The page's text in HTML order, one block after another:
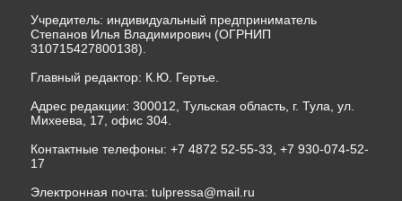
Учредитель: индивидуальный предприниматель
Степанов Илья Владимирович (ОГРНИП
310715427800138).
Главный редактор: К.Ю. Гертье.
Адрес редакции: 300012, Тульская область, г. Тула, ул.
Михеева, 17, офис 304.
Контактные телефоны: +7 4872 52-55-33, +7 930-074-52-
17
Электронная почта: tulpressa@mail.ru